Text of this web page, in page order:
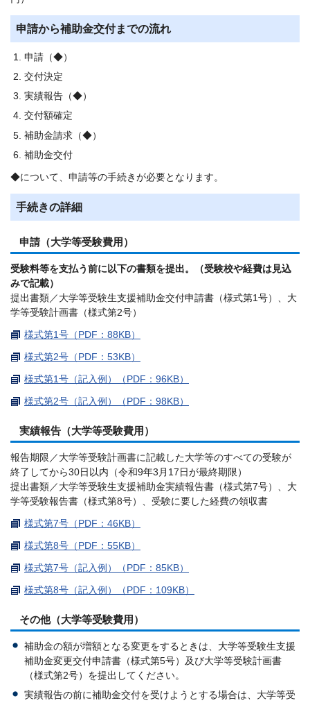
申請から補助金交付までの流れ
申請（◆）
交付決定
実績報告（◆）
交付額確定
補助金請求（◆）
補助金交付
◆について、申請等の手続きが必要となります。
手続きの詳細
申請（大学等受験費用）
受験料等を支払う前に以下の書類を提出。（受験校や経費は見込
みで記載）
提出書類／大学等受験生支援補助金交付申請書（様式第1号）、大
学等受験計画書（様式第2号）
様式第1号（PDF：88KB）
様式第2号（PDF：53KB）
様式第1号（記入例）（PDF：96KB）
様式第2号（記入例）（PDF：98KB）
実績報告（大学等受験費用）
報告期限／大学等受験計画書に記載した大学等のすべての受験が
終了してから30日以内（令和9年3月17日が最終期限）
提出書類／大学等受験生支援補助金実績報告書（様式第7号）、大
学等受験報告書（様式第8号）、受験に要した経費の領収書
様式第7号（PDF：46KB）
様式第8号（PDF：55KB）
様式第7号（記入例）（PDF：85KB）
様式第8号（記入例）（PDF：109KB）
その他（大学等受験費用）
補助金の額が増額となる変更をするときは、大学等受験生支援
補助金変更交付申請書（様式第5号）及び大学等受験計画書
（様式第2号）を提出してください。
実績報告の前に補助金交付を受けようとする場合は、大学等受